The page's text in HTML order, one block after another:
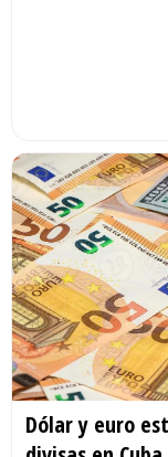
Dólar y euro